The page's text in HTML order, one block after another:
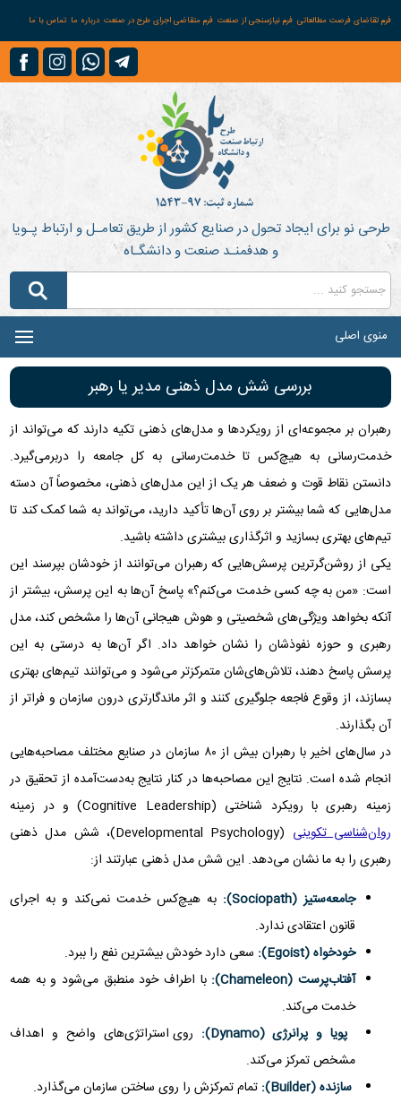
فرم تقاضای فرصت مطالعاتی فرم نیازسنجی از صنعت فرم متقاضی اجرای طرح در صنعت درباره ما تماس با ما
طرحی نو برای ایجاد تحول در صنایع کشور از طریق تعامـل و ارتباط پـویا
و هدفمنـد صنعت و دانشگـاه
منوی اصلی
بررسی شش مدل ذهنی مدیر یا رهبر
رهبران بر مجموعه‌ای از رویکردها و مدل‌های ذهنی تکیه دارند که می‌تواند از
خدمت‌رسانی به هیچ‌کس تا خدمت‌رسانی به کل جامعه را دربرمی‌گیرد.
دانستن نقاط قوت و ضعف هر یک از این مدل‌های ذهنی، مخصوصاً آن دسته
مدل‌هایی که شما بیشتر بر روی آن‌ها تأکید دارید، می‌تواند به شما کمک کند تا
تیم‌های بهتری بسازید و اثرگذاری بیشتری داشته باشید.
یکی از روشن‌گرترین پرسش‌هایی که رهبران می‌توانند از خودشان بپرسند این
است: «من به چه کسی خدمت می‌کنم؟» پاسخ آن‌ها به این پرسش، بیشتر از
آنکه بخواهد ویژگی‌های شخصیتی و هوش هیجانی آن‌ها را مشخص کند، مدل
رهبری و حوزه نفوذشان را نشان خواهد داد. اگر آن‌ها به درستی به این
پرسش پاسخ دهند، تلاش‌های‌شان متمرکزتر می‌شود و می‌توانند تیم‌های بهتری
بسازند، از وقوع فاجعه جلوگیری کنند و اثر ماندگارتری درون سازمان و فراتر از
آن بگذارند.
در سال‌های اخیر با رهبران بیش از ۸۰ سازمان در صنایع مختلف مصاحبه‌هایی
انجام شده است. نتایج این مصاحبه‌ها در کنار نتایج به‌دست‌آمده از تحقیق در
زمینه رهبری با رویکرد شناختی (Cognitive Leadership) و در زمینه
روان‌شناسی تکوینی
(Developmental Psychology)، شش مدل ذهنی
رهبری را به ما نشان می‌دهد. این شش مدل ذهنی عبارتند از:
جامعه‌ستیز (Sociopath):
به هیچ‌کس خدمت نمی‌کند و به اجرای
قانون اعتقادی ندارد.
خودخواه (Egoist):
سعی دارد خودش بیشترین نفع را ببرد.
آفتاب‌پرست (Chameleon):
با اطراف خود منطبق می‌شود و به همه
خدمت می‌کند.
پویا و پرانرژی (Dynamo):
روی استراتژی‌های واضح و اهداف
مشخص تمرکز می‌کند.
سازنده (Builder):
تمام تمرکزش را روی ساختن سازمان می‌گذارد.